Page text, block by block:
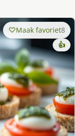
Maak favoriet8
👍